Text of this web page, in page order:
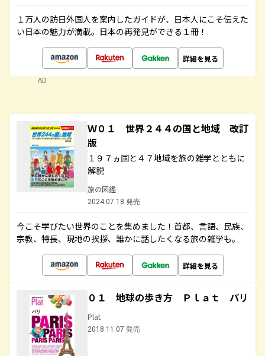
１万人の訪日外国人を案内したガイドが、日本人にこそ伝えた
い日本の魅力が満載。日本の再発見ができる１冊！
詳細を見る
AD
Ｗ０１ 世界２４４の国と地域 改訂
版
１９７ヵ国と４７地域を旅の雑学とともに
解説
旅の図鑑
2024.07.18 発売
今こそ学びたい世界のことを集めました！首都、言語、民族、
宗教、特長、現地の挨拶、誰かに話したくなる旅の雑学も。
詳細を見る
０１ 地球の歩き方 Ｐｌａｔ パリ
Plat
2018.11.07 発売